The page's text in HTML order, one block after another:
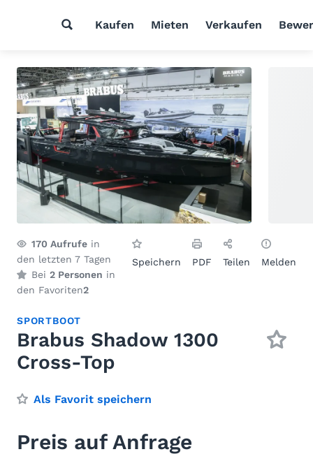
Kaufen Mieten Verkaufen
170 Aufrufe in
den letzten 7 Tagen
Bei 2 Personen in
den Favoriten2
Speichern PDF Teilen Melden
SPORTBOOT
Brabus Shadow 1300
Cross-Top
Als Favorit speichern
Preis auf Anfrage